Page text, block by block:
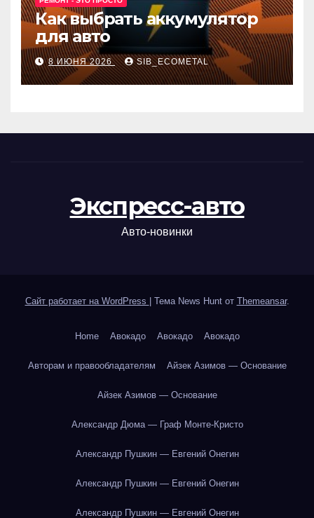
Как выбрать аккумулятор
для авто
8 ИЮНЯ 2026 SIB_ECOMETAL
Экспресс-авто
Авто-новинки
Сайт работает на WordPress Тема News Hunt от Themeansar.
Home Авокадо Авокадо Авокадо
Авторам и правообладателям Айзек Азимов — Основание
Айзек Азимов — Основание
Александр Дюма — Граф Монте-Кристо
Александр Пушкин — Евгений Онегин
Александр Пушкин — Евгений Онегин
Александр Пушкин — Евгений Онегин